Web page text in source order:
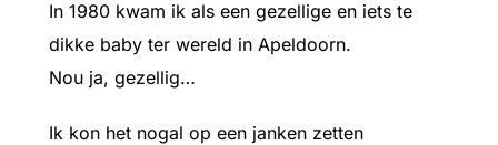
In 1980 kwam ik als een gezellige en iets te
dikke baby ter wereld in Apeldoorn.
Nou ja, gezellig…
Ik kon het nogal op een janken zetten